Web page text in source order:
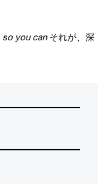
so you can それが、深